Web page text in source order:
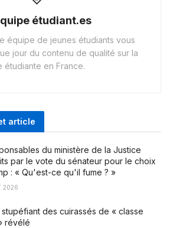
étudiant.es
équipe de jeunes étudiants vous
jour du contenu de qualité sur la
étudiante en France.
article
du ministère de la Justice
par le vote du sénateur pour le choix
: « Qu'est-ce qu'il fume ? »
2026
des cuirassés de « classe
révélé